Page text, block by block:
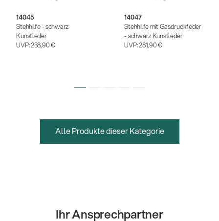
14045
Stehhilfe - schwarz
Kunstleder
UVP:238,90 €
14047
Stehhilfe mit Gasdruckfeder
- schwarz Kunstleder
UVP:281,90 €
Alle Produkte dieser Kategorie
Ihr Ansprechpartner